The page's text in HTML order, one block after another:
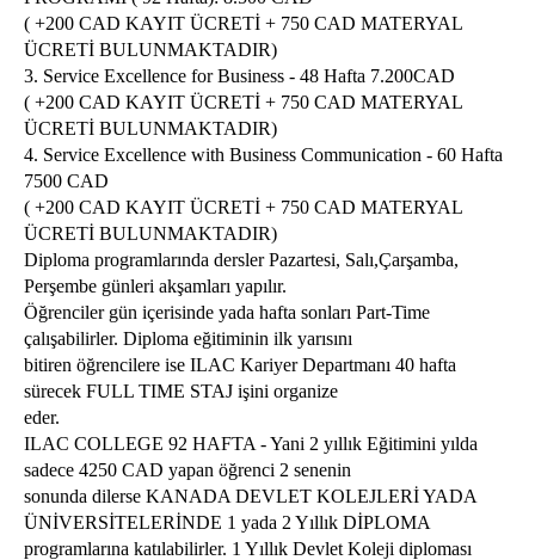
Kanada’da mezuniyet sonrası çalışma izni elde ederek çalışmaya
ve yaşamlarını sürdürmeye devam edebilirler.
ILAC International College’ın birçok kurum ve kuruluşta üyeliği
ve akreditasyonu bulunmaktadır: Desıgnated B.C. Prıvate
Traınıng Instıtutıons Branch, Provınce Of Brıtısh Columbıa:
Educatıon Qualıty Assurance. Bc’s Eqa, Bc Career Colleges
Association (Bccca) , National Association Of Career Colleges,
Career Colleges Ontario Ve Ontario Ministry Of
Training,Colleges And Universities (Mtcu).
Programların neredeyse her 3 ayda bir başlangıç tarihi
bulunmaktadır. Kanada’da her eğitimde olduğu gibi Kanada
kariyer kolejleri eğitimlerinde de kontenjanları yakalayabilmek
çok önemlidir.
( +200 CAD KAYIT ÜCRETİ + 750 CAD MATERYAL
ÜCRETİ BULUNMAKTADIR)
3. Service Excellence for Business - 48 Hafta 7.200CAD
( +200 CAD KAYIT ÜCRETİ + 750 CAD MATERYAL
ÜCRETİ BULUNMAKTADIR)
4. Service Excellence with Business Communication - 60 Hafta
7500 CAD
( +200 CAD KAYIT ÜCRETİ + 750 CAD MATERYAL
ÜCRETİ BULUNMAKTADIR)
Diploma programlarında dersler Pazartesi, Salı,Çarşamba,
Perşembe günleri akşamları yapılır.
Öğrenciler gün içerisinde yada hafta sonları Part-Time
çalışabilirler. Diploma eğitiminin ilk yarısını
bitiren öğrencilere ise ILAC Kariyer Departmanı 40 hafta
sürecek FULL TIME STAJ işini organize
eder.
ILAC COLLEGE 92 HAFTA - Yani 2 yıllık Eğitimini yılda
sadece 4250 CAD yapan öğrenci 2 senenin
sonunda dilerse KANADA DEVLET KOLEJLERİ YADA
ÜNİVERSİTELERİNDE 1 yada 2 Yıllık DİPLOMA
programlarına katılabilirler. 1 Yıllık Devlet Koleji diploması